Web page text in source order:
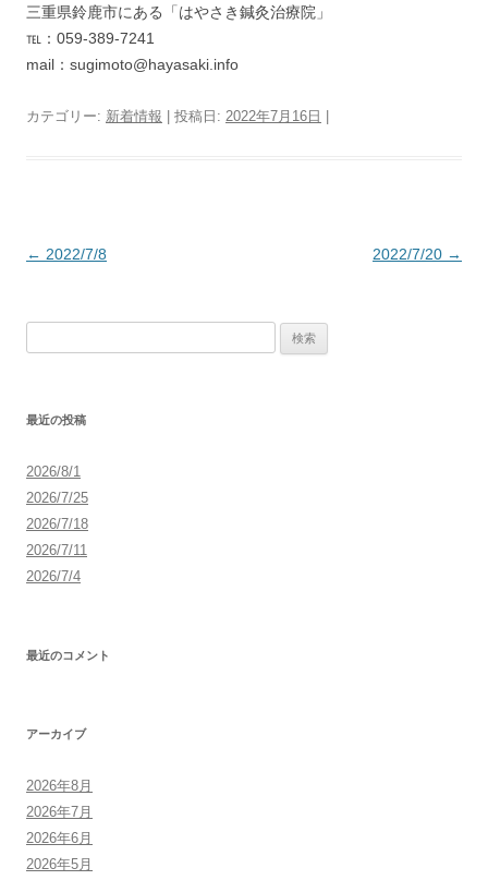
三重県鈴鹿市にある「はやさき鍼灸治療院」
℡：059‐389-7241
mail：sugimoto@hayasaki.info
カテゴリー: 新着情報 | 投稿日: 2022年7月16日
投稿ナビゲーション
← 2022/7/8 2022/7/20 →
最近の投稿
2026/8/1
2026/7/25
2026/7/18
2026/7/11
2026/7/4
最近のコメント
アーカイブ
2026年8月
2026年7月
2026年6月
2026年5月